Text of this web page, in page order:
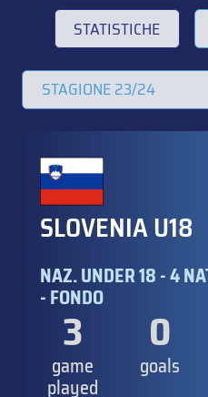
STATISTICHE
SLOVENIA U18
NAZ. UNDER 18 - 4
- FONDO
3
game
played
0
goals